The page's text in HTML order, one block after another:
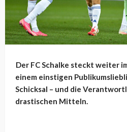
Der FC Schalke steckt weiter
einem einstigen
Schicksal – und die
drastischen Mitteln.